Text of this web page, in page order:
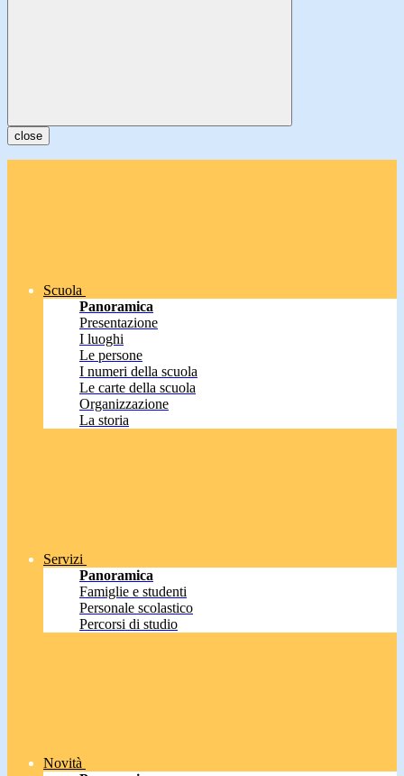
close
Scuola
Panoramica
Presentazione
I luoghi
Le persone
I numeri della scuola
Le carte della scuola
Organizzazione
La storia
Servizi
Panoramica
Famiglie e studenti
Personale scolastico
Percorsi di studio
Novità